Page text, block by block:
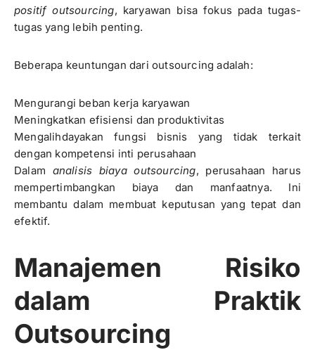
positif outsourcing, karyawan bisa fokus pada tugas-
tugas yang lebih penting.
Beberapa keuntungan dari outsourcing adalah:
Mengurangi beban kerja karyawan
Meningkatkan efisiensi dan produktivitas
Mengalihdayakan fungsi bisnis yang tidak terkait
dengan kompetensi inti perusahaan
Dalam analisis biaya outsourcing, perusahaan harus
mempertimbangkan biaya dan manfaatnya. Ini
membantu dalam membuat keputusan yang tepat dan
efektif.
Manajemen Risiko
dalam Praktik
Outsourcing